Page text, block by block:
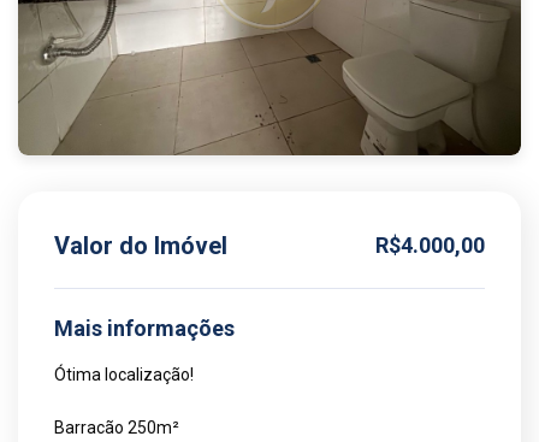
Valor do Imóvel R$4.000,00
Mais informações
Ótima localização!
Barracão 250m²